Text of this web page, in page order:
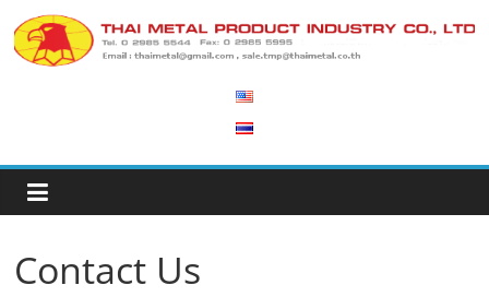
Skip
to
content
Thai
Product
Industry
Contact Us